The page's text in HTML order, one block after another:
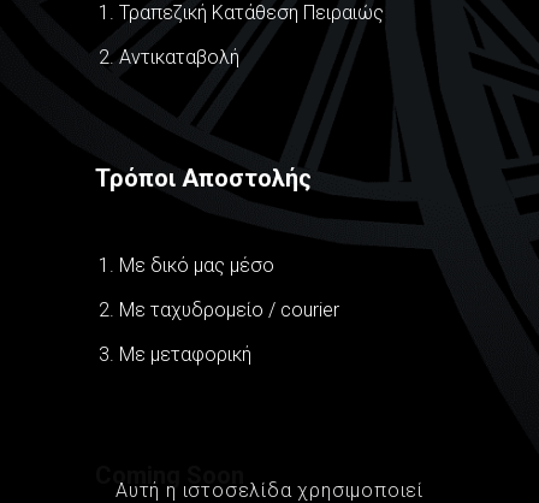
Τραπεζική Κατάθεση Πειραιώς
Αντικαταβολή
Τρόποι Αποστολής
Με δικό μας μέσο
Με ταχυδρομείο / courier
Με μεταφορική
Coming Soon
Αυτή η ιστοσελίδα χρησιμοποιεί